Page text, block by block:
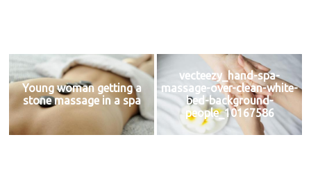
Young woman getting a
stone massage in a spa
vecteezy_hand-spa-
massage-over-clean-white-
bed-background-
people_10167586